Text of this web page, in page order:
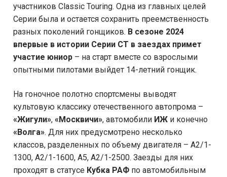
участников Classic Touring. Одна из главных целей
Серии была и остается сохранить преемственность
разных поколений гонщиков. В сезоне 2024
впервые в истории Серии CT в заездах примет
участие юниор – на старт вместе со взрослыми
опытными пилотами выйдет 14-летний гонщик.
На гоночное полотно спортсмены выводят
культовую классику отечественного автопрома –
«Жигули», «Москвичи», автомобили ИЖ и конечно
«Волга». Для них предусмотрено несколько
классов, разделенных по объему двигателя – А2/1-
1300, А2/1-1600, А5, А2/1-2500. Заезды для них
проходят в статусе Кубка РАФ по автомобильным